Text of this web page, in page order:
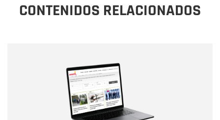
CONTENIDOS RELACIONADOS
Correo electrónico